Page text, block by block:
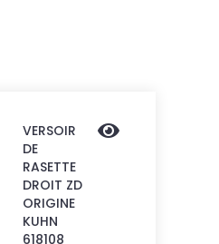
VERSOIR
DE
RASETTE
DROIT ZD
ORIGINE
KUHN
618108